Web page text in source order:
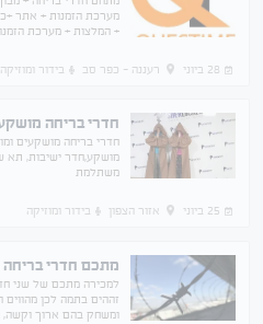
מערכת הזמנות + אתר
+ המלצות + מערכת
28 ביוני רעננה - כפר סב בידור ומוזיקה
חדרי בריחה
חדרי בריחה מושקעים
מושקע,חדר ישיבות, תא
משתלמת
25 ביוני אזור הצפון בידור ומוזיקה
מתכם חדרי
למכירה מתכם של שני
זההים בתמה לכן
ומשחק בהם ארוך וקשה,